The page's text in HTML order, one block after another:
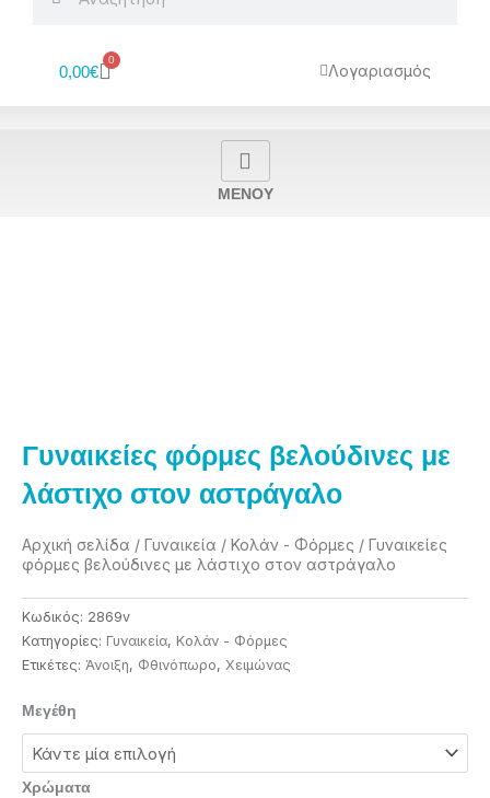
0,00€
0
Cart Λογαριασμός
MENOY
Γυναικείες φόρμες βελούδινες με
λάστιχο στον αστράγαλο
Αρχική σελίδα / Γυναικεία / Κολάν - Φόρμες / Γυναικείες
φόρμες βελούδινες με λάστιχο στον αστράγαλο
Κωδικός: 2869v
Κατηγορίες: Γυναικεία, Κολάν - Φόρμες
Ετικέτες: Άνοιξη, Φθινόπωρο, Χειμώνας
Μεγέθη
Χρώματα
Γυναικείες
φόρμες
βελούδινες
με